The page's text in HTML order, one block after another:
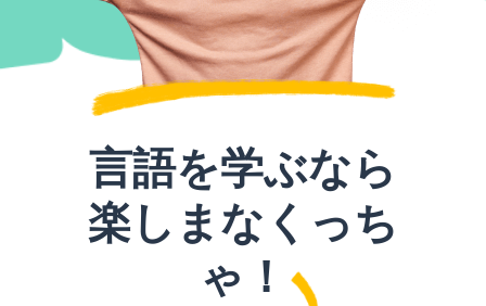
言語を学ぶなら
楽しまなくっち
ゃ！